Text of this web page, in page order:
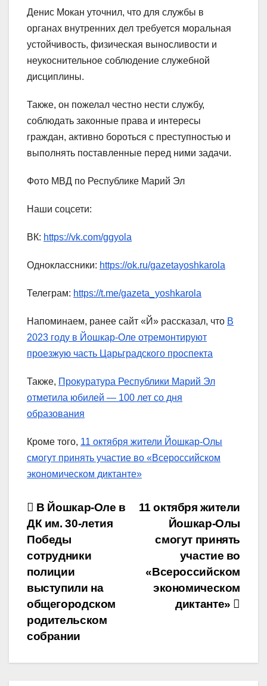
Денис Мокан уточнил, что для службы в
органах внутренних дел требуется моральная
устойчивость, физическая выносливости и
неукоснительное соблюдение служебной
дисциплины.
Также, он пожелал честно нести службу,
соблюдать законные права и интересы
граждан, активно бороться с преступностью и
выполнять поставленные перед ними задачи.
Фото МВД по Республике Марий Эл
Наши соцсети:
ВК: https://vk.com/ggyola
Одноклассники: https://ok.ru/gazetayoshkarola
Телеграм: https://t.me/gazeta_yoshkarola
Напоминаем, ранее сайт «Й» рассказал, что В
2023 году в Йошкар-Оле отремонтируют
проезжую часть Царьградского проспекта
Также, Прокуратура Республики Марий Эл
отметила юбилей — 100 лет со дня
образования
Кроме того, 11 октября жители Йошкар-Олы
смогут принять участие во «Всероссийском
экономическом диктанте»
Навигация
по
записям
11 октября жители
Йошкар-Олы
смогут принять
участие во
«Всероссийском
экономическом
диктанте»
В Йошкар-Оле в
ДК им. 30-летия
Победы
сотрудники
полиции
выступили на
общегородском
родительском
собрании